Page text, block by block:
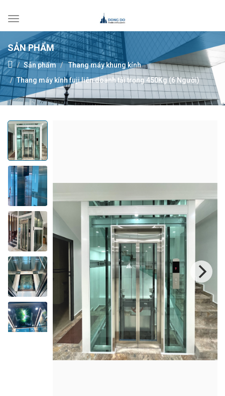
Toggle
navigation
SẢN PHẨM
Sản phẩm
Thang máy khung kính
Thang máy kính fuji liên doanh tải trọng 450Kg (6 Người)